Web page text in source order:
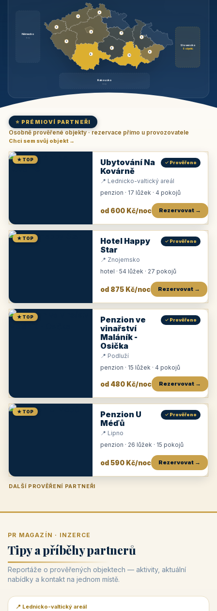
Německo
brzy
Slovensko
6 objektů
Rakousko
brzy
3
9
3
3
3
3
1
2
11
1
6
⭐ PRÉMIOVÍ PARTNEŘI
Osobně prověřené objekty · rezervace přímo u provozovatele
Chci sem svůj objekt →
★ TOP
Ubytování Na
Kovárně
✓ Prověřeno
📍 Lednicko-valtický areál
penzion · 17 lůžek · 4 pokojů
od 600 Kč/noc Rezervovat →
★ TOP
Hotel Happy
Star
✓ Prověřeno
📍 Znojemsko
hotel · 54 lůžek · 27 pokojů
od 875 Kč/noc Rezervovat →
★ TOP
Penzion ve
vinařství
Maláník -
Osička
✓ Prověřeno
📍 Podluží
penzion · 15 lůžek · 4 pokojů
od 480 Kč/noc Rezervovat →
★ TOP
Penzion U
Méďů
✓ Prověřeno
📍 Lipno
penzion · 26 lůžek · 15 pokojů
od 590 Kč/noc Rezervovat →
DALŠÍ PROVĚŘENÍ PARTNEŘI
Penzion U Zámku Pension Faber
PR MAGAZÍN · INZERCE
Tipy a příběhy partnerů
Reportáže o prověřených objektech — aktivity, aktuální
nabídky a kontakt na jednom místě.
📰 PR článek
📍 Lednicko-valtický areál